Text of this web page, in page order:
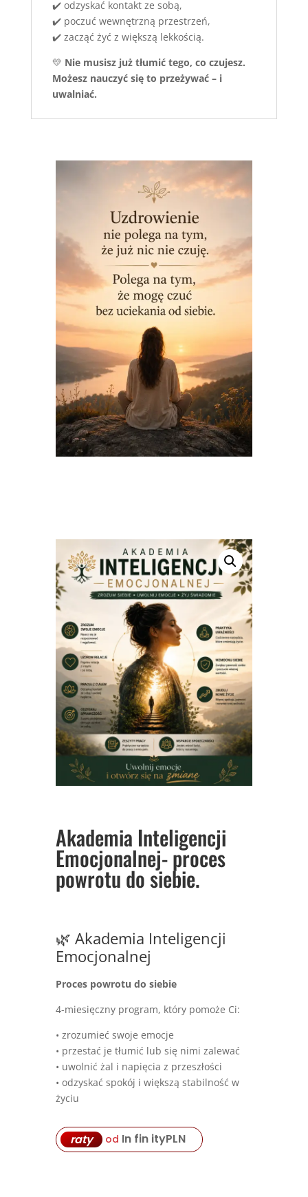
✔️ odzyskać kontakt ze sobą,
✔️ poczuć wewnętrzną przestrzeń,
✔️ zacząć żyć z większą lekkością.
💛 Nie musisz już tłumić tego, co czujesz.
Możesz nauczyć się to przeżywać – i
uwalniać.
Akademia Inteligencji
Emocjonalnej- proces
powrotu do siebie.
🌿 Akademia Inteligencji
Emocjonalnej
Proces powrotu do siebie
4-miesięczny program, który pomoże Ci:
• zrozumieć swoje emocje
• przestać je tłumić lub się nimi zalewać
• uwolnić żal i napięcia z przeszłości
• odzyskać spokój i większą stabilność w
życiu
raty od In fin ityPLN